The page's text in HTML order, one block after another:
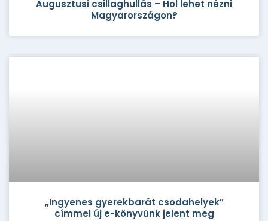
Augusztusi csillaghullás – Hol lehet nézni
Magyarországon?
„Ingyenes gyerekbarát csodahelyek”
címmel új e-könyvünk jelent meg